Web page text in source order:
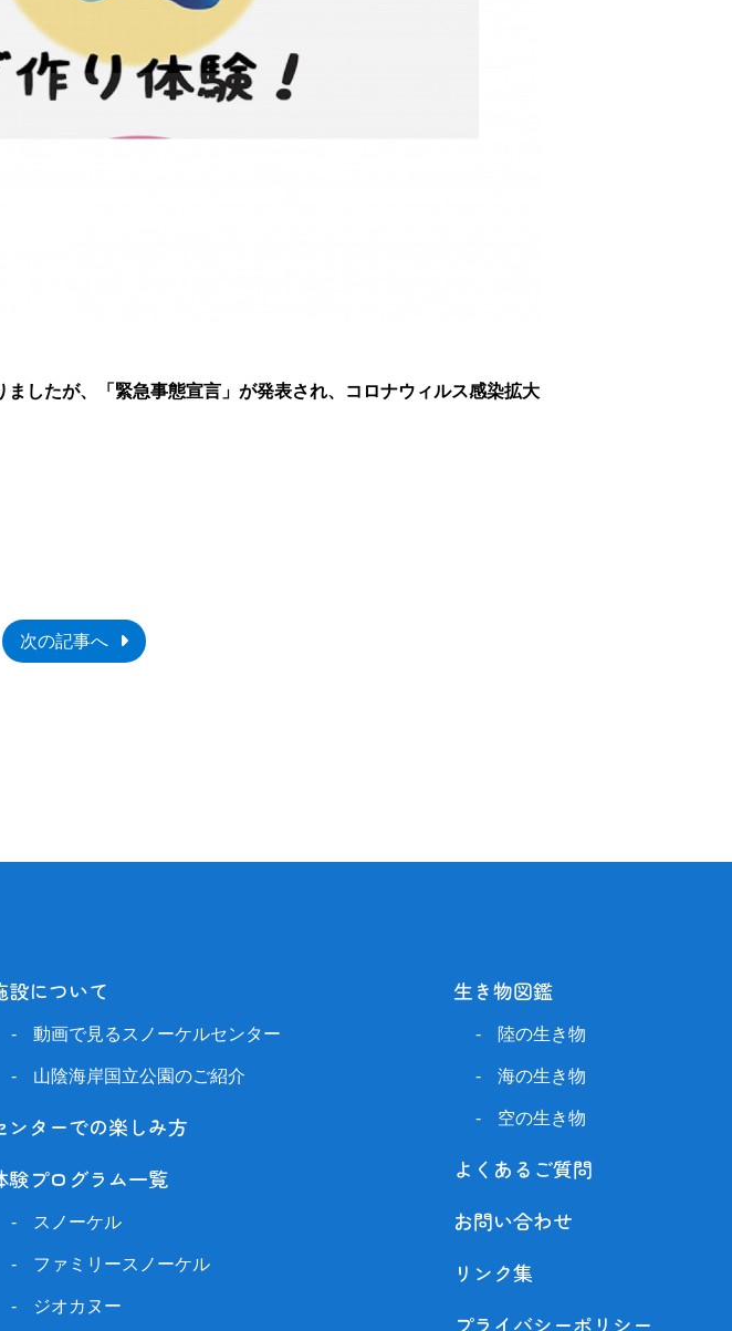
したが、「緊急事態宣言」が発表され、コロナウィルス感染拡大
次の記事へ
設について
動画で見るスノーケルセンター
山陰海岸国立公園のご紹介
ンターでの楽しみ方
験プログラム一覧
スノーケル
ファミリースノーケル
ジオカヌー
生き物図鑑
陸の生き物
海の生き物
空の生き物
よくあるご質問
お問い合わせ
リンク集
プライバシーポリシー